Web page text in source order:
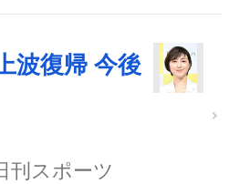
波復帰 今後
刊スポーツ